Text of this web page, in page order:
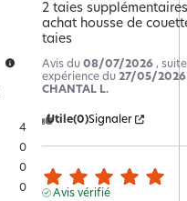
4
0
0
0
2 taies
achat housse de
taies
Avis du 08/07/2026 ,
expérience du 27/05/2026
CHANTAL L.
Utile(0)Signaler
Avis vérifié